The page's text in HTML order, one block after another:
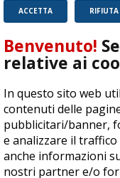
magnifico sport.
Leggi
RIFIUTA
ACCETTA
Benvenuto!
relative ai
In questo sito web
contenuti delle
pubblicitari/banner,
e analizzare il
anche informazioni
nostri partner e/o
ASD Let's Sport - Via T.
04278030988
© Copyright 2015 | All
Privacy